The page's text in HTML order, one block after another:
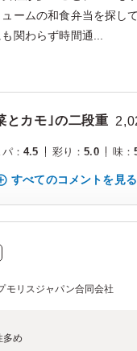
ームの和食弁当を探し
関わらず時間通...
とカモ｣の二段重
パ： 4.5 彩り ：5.0 味：
すべてのコメントを見る
モリスジャパン合同会社
多め